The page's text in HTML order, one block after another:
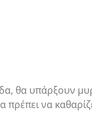
θα υπάρξουν
πρέπει να